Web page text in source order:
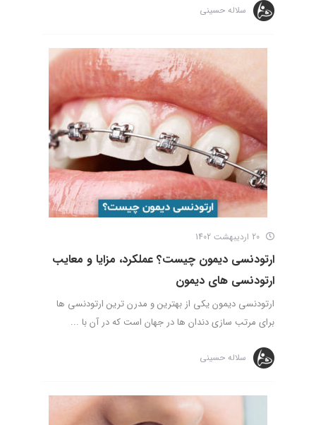
سلاله حسینی
ارتودنسی دیمون چیست؟ عملکرد، مزایا و معایب
ارتودنسی های دیمون
ارتودنسی دیمون یکی از بهترین و مدرن‌ ترین ارتودنسی ها
برای مرتب سازی دندان ها در جهان است که در آن با ...
سلاله حسینی